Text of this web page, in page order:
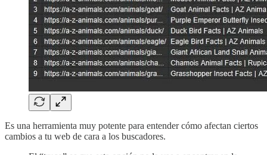
Es una herramienta muy potente para entender cómo afectan ciertos
cambios a tu web de cara a los buscadores.